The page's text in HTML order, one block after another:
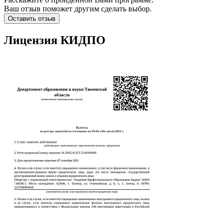
Ваш отзыв поможет другим сделать выбор.
Оставить отзыв
Лицензия КИДПО